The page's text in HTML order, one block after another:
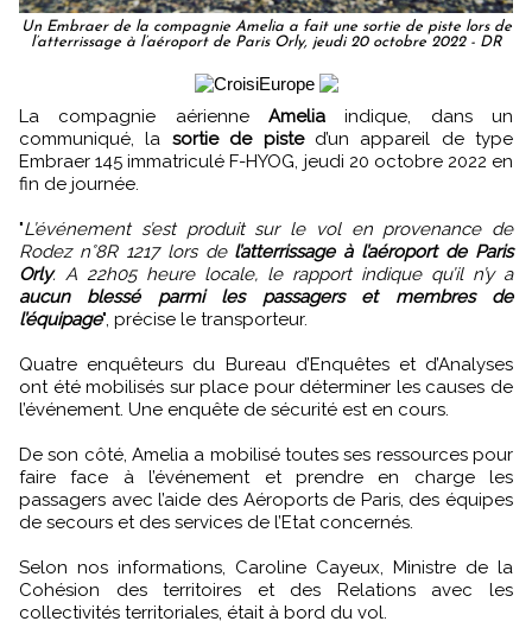
Un Embraer de la compagnie Amelia a fait une sortie de piste lors de
l’atterrissage à l’aéroport de Paris Orly, jeudi 20 octobre 2022 - DR
La compagnie aérienne Amelia indique, dans un
communiqué, la sortie de pisted’un appareil de type
Embraer 145 immatriculé F-HYOG, jeudi 20 octobre 2022 en
fin de journée.
"L’événement s’est produit sur le vol en provenance de
Rodez n°8R 1217 lors de l’atterrissage à l’aéroport de Paris
Orly. A 22h05 heure locale, le rapport indique qu’il n’y a
aucun blessé parmi les passagers et membres de
l’équipage", précise le transporteur.
Quatre enquêteurs du Bureau d’Enquêtes et d’Analyses
ont été mobilisés sur place pour déterminer les causes de
l’événement. Une enquête de sécurité est en cours.
De son côté, Amelia a mobilisé toutes ses ressources pour
faire face à l’événement et prendre en charge les
passagers avec l’aide des Aéroports de Paris, des équipes
de secours et des services de l’Etat concernés.
Selon nos informations, Caroline Cayeux, Ministre de la
Cohésion des territoires et des Relations avec les
collectivités territoriales, était à bord du vol.